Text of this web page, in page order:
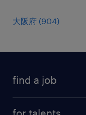
大阪府 (904)
find a job